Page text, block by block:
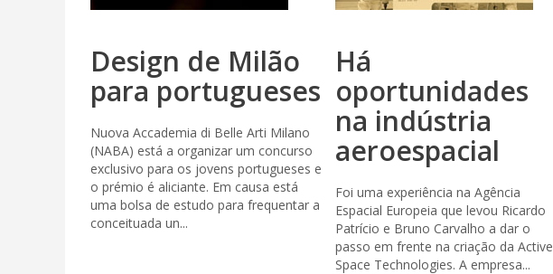
Design de Milão
para portugueses
Nuova Accademia di Belle Arti Milano
(NABA) está a organizar um concurso
exclusivo para os jovens portugueses e
o prémio é aliciante. Em causa está
uma bolsa de estudo para frequentar a
conceituada un...
Há
oportunidades
na indústria
aeroespacial
Foi uma experiência na Agência
Espacial Europeia que levou Ricardo
Patrício e Bruno Carvalho a dar o
passo em frente na criação da Active
Space Technologies. A empresa...